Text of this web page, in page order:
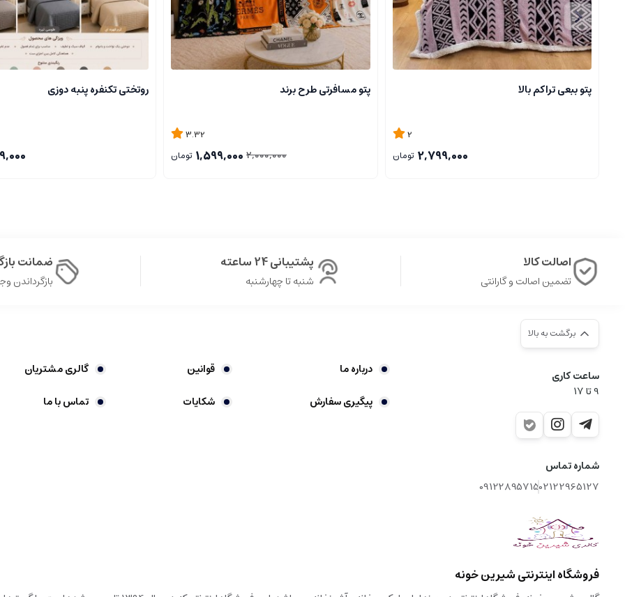
پتو ببعی تراکم بالا
2
2,799,000 تومان
پتو مسافرتی طرح برند
3.32
2,000,000
1,599,000 تومان
روتختی تکنفره پنبه دوزی
اصالت کالا
تضمین اصالت و گارانتی
پشتیبانی 24 ساعته
شنبه تا چهارشنبه
ضمانت
بازگرداندن وجه
برگشت به بالا
ساعت کاری
9‌ تا ۱۷
شماره تماس
02122965127
09122895715
درباره ما قوانین
گالری مشتریان
پیگیری سفارش
شکایات تماس با ما
فروشگاه اینترنتی شیرین خونه